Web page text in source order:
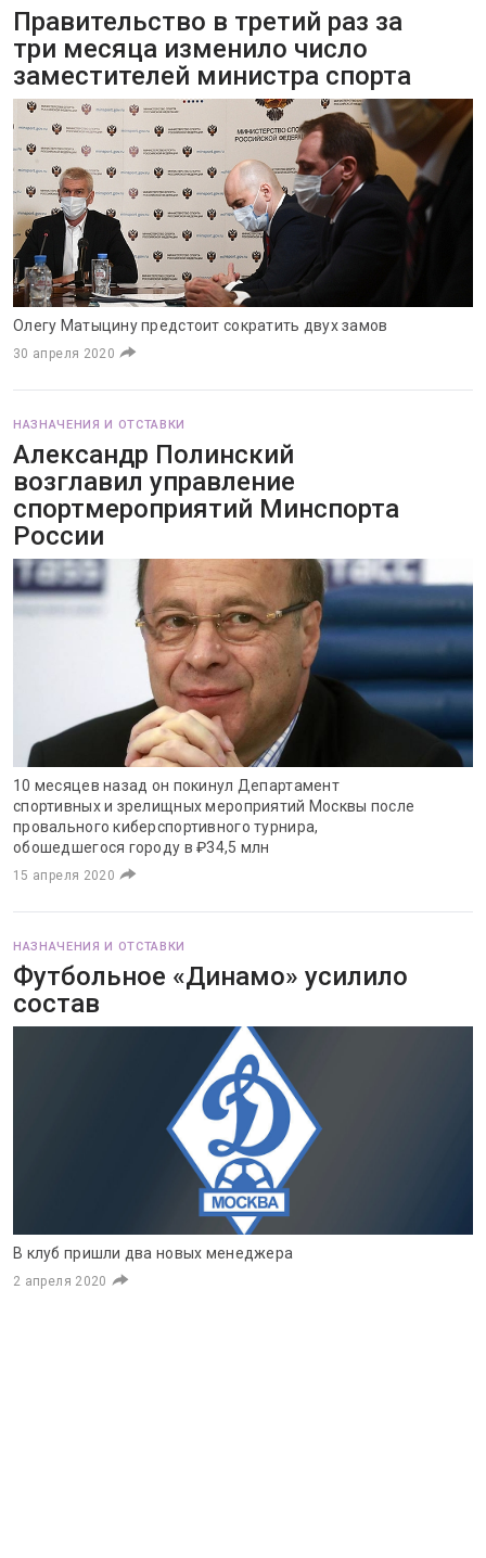
Правительство в третий раз за
три месяца изменило число
заместителей министра спорта
Олегу Матыцину предстоит сократить двух замов
30 апреля 2020
НАЗНАЧЕНИЯ И ОТСТАВКИ
Александр Полинский
возглавил управление
спортмероприятий Минспорта
России
10 месяцев назад он покинул Департамент
спортивных и зрелищных мероприятий Москвы после
провального киберспортивного турнира,
обошедшегося городу в ₽34,5 млн
15 апреля 2020
НАЗНАЧЕНИЯ И ОТСТАВКИ
Футбольное «Динамо» усилило
состав
В клуб пришли два новых менеджера
2 апреля 2020